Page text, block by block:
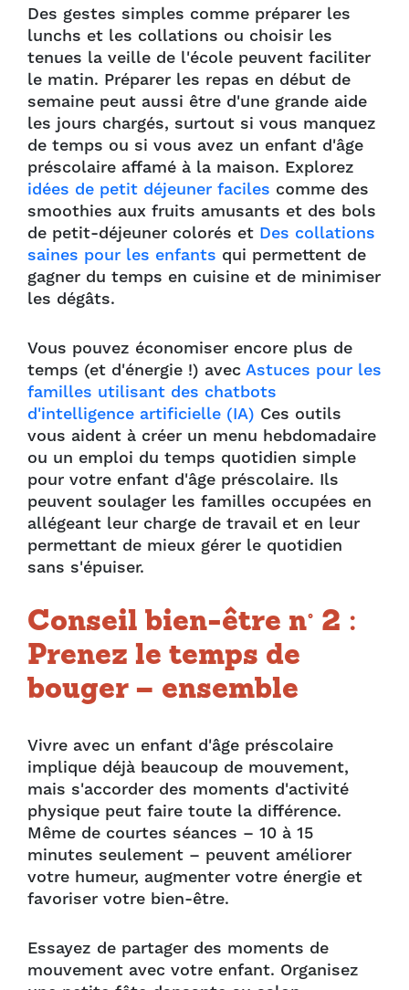
Des gestes simples comme préparer les
lunchs et les collations ou choisir les
tenues la veille de l'école peuvent faciliter
le matin. Préparer les repas en début de
semaine peut aussi être d'une grande aide
les jours chargés, surtout si vous manquez
de temps ou si vous avez un enfant d'âge
préscolaire affamé à la maison. Explorez
idées de petit déjeuner faciles comme des
smoothies aux fruits amusants et des bols
de petit-déjeuner colorés et Des collations
saines pour les enfants qui permettent de
gagner du temps en cuisine et de minimiser
les dégâts.
Vous pouvez économiser encore plus de
temps (et d'énergie !) avec Astuces pour les
familles utilisant des chatbots
d'intelligence artificielle (IA) Ces outils
vous aident à créer un menu hebdomadaire
ou un emploi du temps quotidien simple
pour votre enfant d'âge préscolaire. Ils
peuvent soulager les familles occupées en
allégeant leur charge de travail et en leur
permettant de mieux gérer le quotidien
sans s'épuiser.
Conseil bien-être n° 2 :
Prenez le temps de
bouger – ensemble
Vivre avec un enfant d'âge préscolaire
implique déjà beaucoup de mouvement,
mais s'accorder des moments d'activité
physique peut faire toute la différence.
Même de courtes séances – 10 à 15
minutes seulement – peuvent améliorer
votre humeur, augmenter votre énergie et
favoriser votre bien-être.
Essayez de partager des moments de
mouvement avec votre enfant. Organisez